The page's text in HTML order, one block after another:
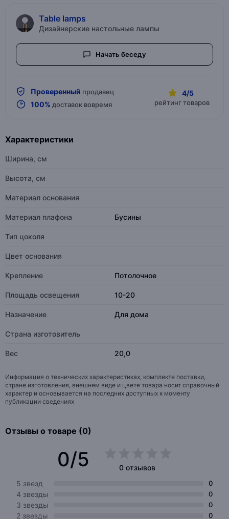
Table lamps
Дизайнерские настольные лампы
Начать беседу
Проверенный продавец
100% доставок вовремя
4/5
рейтинг товаров
Характеристики
Ширина, см
Высота, см
Материал основания
Материал плафона Бусины
Тип цоколя
Цвет основания
Крепление Потолочное
Площадь освещения 10-20
Назначение Для дома
Страна изготовитель
Вес 20,0
Информация о технических характеристиках, комплекте поставки,
стране изготовления, внешнем виде и цвете товара носит справочный
характер и основывается на последних доступных к моменту
публикации сведениях
Отзывы о товаре (0)
0/5
0 отзывов
5 звезд
0
4 звезды 0
3 звезды 0
2 звезды 0